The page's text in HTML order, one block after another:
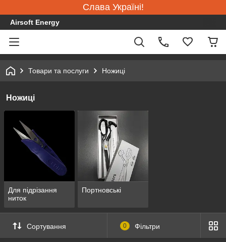
Слава Україні!
Airsoft Energy
Товари та послуги Ножиці
Ножиці
Для підрізання
ниток
Портновські
Сортування 0 Фільтри